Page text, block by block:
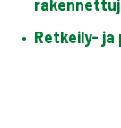
• Retkeily- ja